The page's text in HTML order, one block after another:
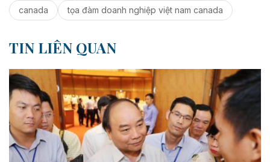
canada
tọa đàm doanh nghiệp việt nam canada
TIN LIÊN QUAN